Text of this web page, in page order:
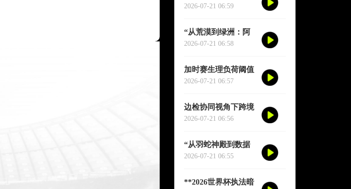
2026世界杯跑动轨迹
2026-07-21 06:59
“从荒漠到绿洲：阿
兹特克三十年生态逆
2026-07-21 06:58
加时赛生理负荷阈值
与肌肉损伤概率：
测模型
2026-07-21 06:57
边检协同视角下跨境
球员通关机制优化研
世界杯为场景
2026-07-21 06:56
“从羽蛇神殿到数据
圣殿：阿兹特克球场
跃迁”
2026-07-21 06:55
**2026世界杯执法暗